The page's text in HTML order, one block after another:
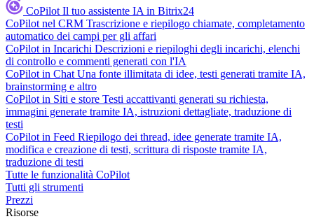
CoPilot Il tuo assistente IA in Bitrix24
CoPilot nel CRM Trascrizione e riepilogo chiamate, completamento
automatico dei campi per gli affari
CoPilot in Incarichi Descrizioni e riepiloghi degli incarichi, elenchi
di controllo e commenti generati con l'IA
CoPilot in Chat Una fonte illimitata di idee, testi generati tramite IA,
brainstorming e altro
CoPilot in Siti e store Testi accattivanti generati su richiesta,
immagini generate tramite IA, istruzioni dettagliate, traduzione di
testi
CoPilot in Feed Riepilogo dei thread, idee generate tramite IA,
modifica e creazione di testi, scrittura di risposte tramite IA,
traduzione di testi
Tutte le funzionalità CoPilot
Tutti gli strumenti
Prezzi
Risorse